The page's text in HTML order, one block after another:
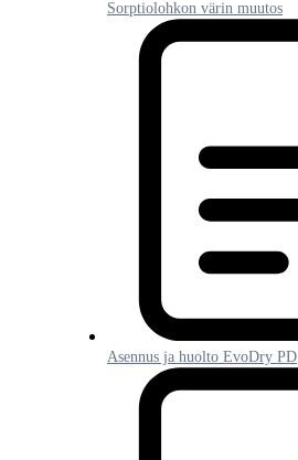
Sorptiolohkon värin muutos
Asennus ja huolto EvoDry PD